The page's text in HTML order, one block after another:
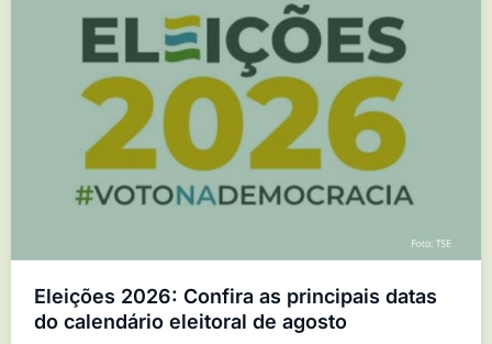
Eleições 2026: Confira as principais datas
do calendário eleitoral de agosto